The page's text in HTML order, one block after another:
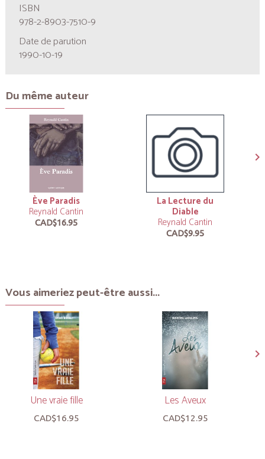
ISBN
978-2-8903-7510-9
Date de parution
1990-10-19
Du même auteur
Ève Paradis
Reynald Cantin
CAD$16.95
La Lecture du
Diable
Reynald Cantin
CAD$9.95
Vous aimeriez peut-être aussi...
Une vraie fille
CAD$16.95
Les Aveux
CAD$12.95